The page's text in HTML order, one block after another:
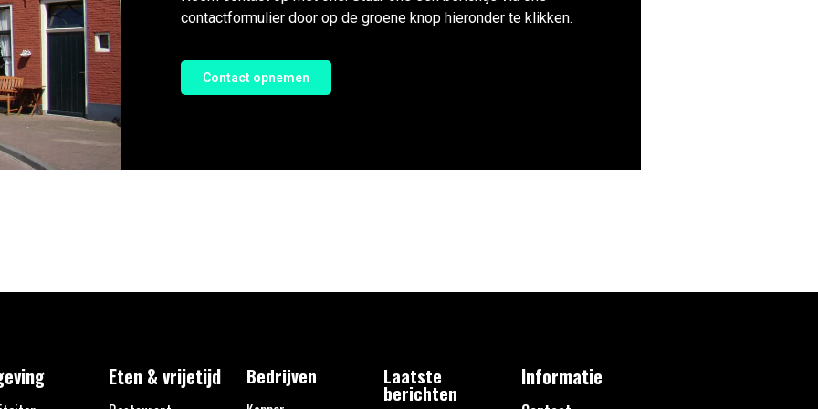
contactformulier door op de groene knop hieronder te klikken.
Contact opnemen
Eten & vrijetijd Bedrijven Laatste
berichten
Informatie